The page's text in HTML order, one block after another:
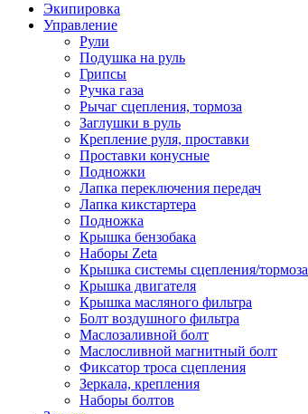
Экипировка
Управление
Рули
Подушка на руль
Грипсы
Ручка газа
Рычаг сцепления, тормоза
Заглушки в руль
Крепление руля, проставки
Проставки конусные
Подножки
Лапка переключения передач
Лапка кикстартера
Подножка
Крышка бензобака
Наборы Zeta
Крышка системы сцепления/тормоза
Крышка двигателя
Крышка масляного фильтра
Болт воздушного фильтра
Маслозаливной болт
Маслосливной магнитный болт
Фиксатор троса сцепления
Зеркала, крепления
Наборы болтов